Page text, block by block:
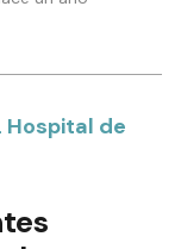
Hospital de